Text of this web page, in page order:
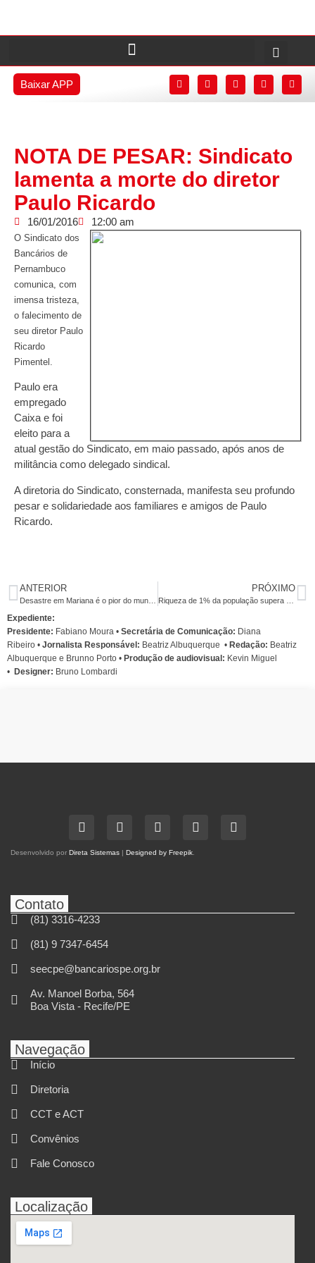
Baixar APP
NOTA DE PESAR: Sindicato
lamenta a morte do diretor
Paulo Ricardo
16/01/2016 12:00 am
O Sindicato dos
Bancários de
Pernambuco
comunica, com
imensa tristeza,
o falecimento de
seu diretor Paulo
Ricardo
Pimentel.
Paulo era
empregado
Caixa e foi
eleito para a
atual gestão do Sindicato, em maio passado, após anos de
militância como delegado sindical.
A diretoria do Sindicato, consternada, manifesta seu profundo
pesar e solidariedade aos familiares e amigos de Paulo
Ricardo.
ANTERIOR PRÓXIMO
Expediente:
Presidente: Fabiano Moura • Secretária de Comunicação: Diana
Ribeiro • Jornalista Responsável: Beatriz Albuquerque • Redação: Beatriz
Albuquerque e Brunno Porto • Produção de audiovisual: Kevin Miguel
• Designer: Bruno Lombardi
Desenvolvido por Direta Sistemas | Designed by Freepik
Contato
(81) 3316-4233
(81) 9 7347-6454
seecpe@bancariospe.org.br
Av. Manoel Borba, 564
Boa Vista - Recife/PE
Navegação
Início
Diretoria
CCT e ACT
Convênios
Fale Conosco
Localização